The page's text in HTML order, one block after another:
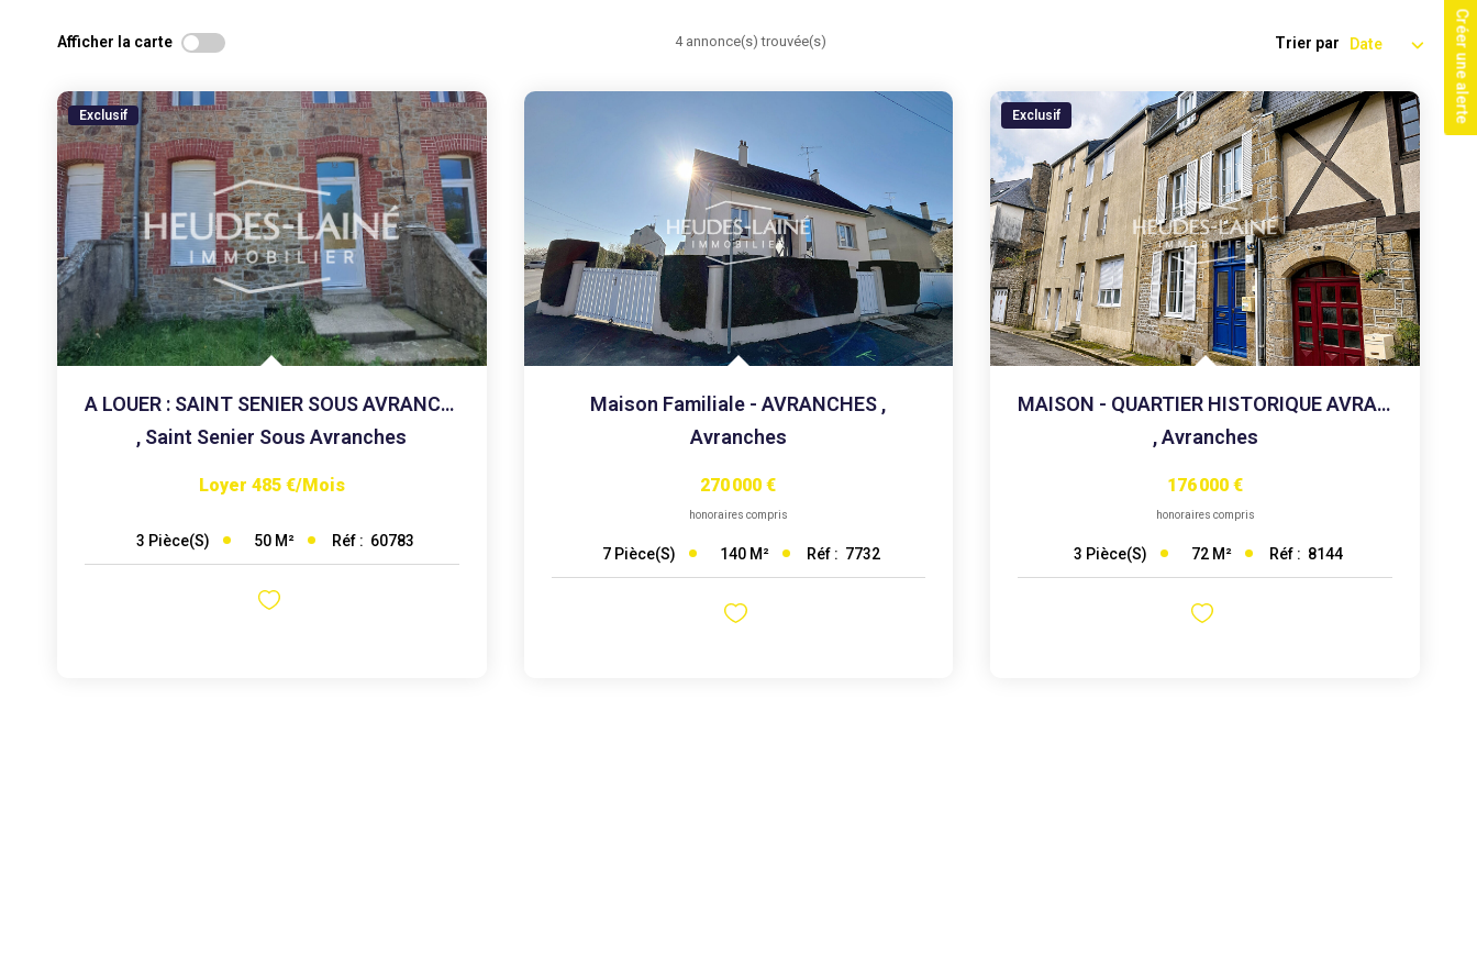
Créer une alerte
Afficher la carte 4 annonce(s) trouvée(s) Trier par
Exclusif
A LOUER : SAINT SENIER SOUS AVRANCHES - MAISON F.3 - NON...
, Saint Senier Sous Avranches
Loyer 485 €/mois
3 Pièce(s) 50 M² Réf : 60783
Maison Familiale - AVRANCHES ,
Avranches
270 000 €
honoraires compris
7 Pièce(s) 140 M² Réf : 7732
Exclusif
MAISON - QUARTIER HISTORIQUE AVRANCHES
,Avranches
176 000 €
honoraires compris
3 Pièce(s) 72 M² Réf : 8144